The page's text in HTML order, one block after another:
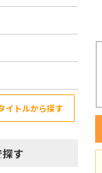
イトルから探す
探す